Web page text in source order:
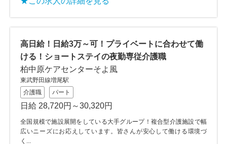
高日給！日給3万～可！プライベートに合わせて働
ける！ショートステイの夜勤専従介護職
柏中原ケアセンターそよ風
東武野田線増尾駅
介護職
パート
日給 28,720円～30,320円
全国規模で施設展開をしている大手グループ！複合型介護施設で幅
広いニーズにお応えしています。皆さんが安心して働ける環境づ
く...